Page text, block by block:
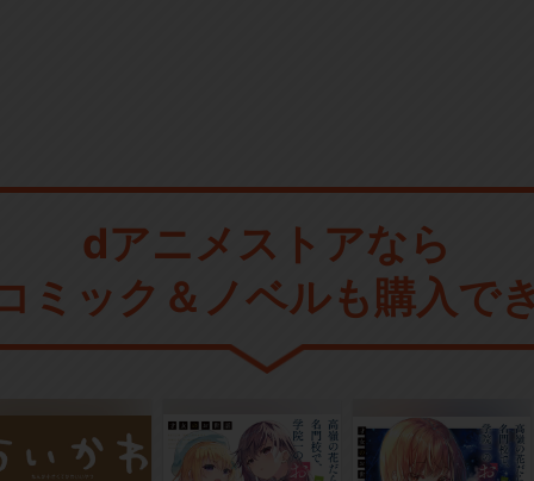
dアニメストアなら
ミック＆ノベルも購入で